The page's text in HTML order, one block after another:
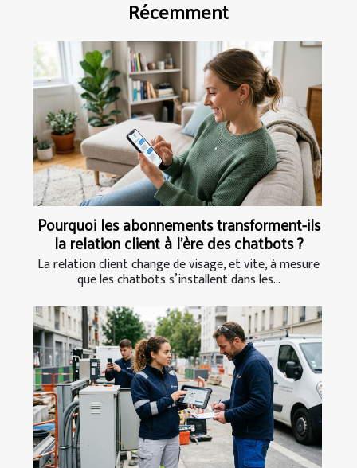
Récemment
Pourquoi les abonnements transforment-ils
la relation client à l’ère des chatbots ?
La relation client change de visage, et vite, à mesure
que les chatbots s’installent dans les...